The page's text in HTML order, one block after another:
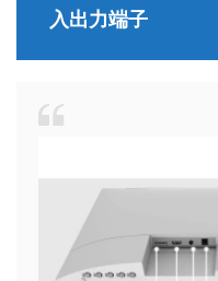
入出力端子